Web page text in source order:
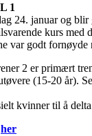
1
24. januar og
kurs med
var godt fornøyde
2 er primært
(15-20 år).
kvinner til å
her